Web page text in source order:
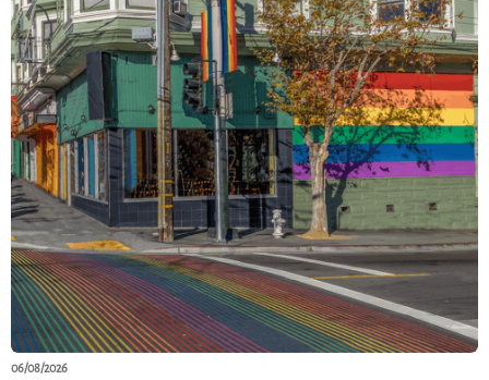
06/08/2026